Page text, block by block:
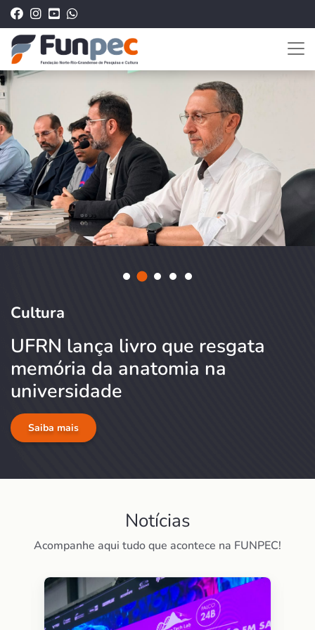
Cultura
UFRN lança livro que resgata
memória da anatomia na
universidade
Saiba mais
Notícias
Acompanhe aqui tudo que acontece na FUNPEC!